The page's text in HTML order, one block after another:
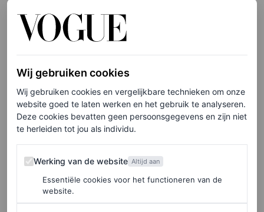
©LAUNCHMETRICS/SPOTLIGHT
Yves Saint Laurent lente/zomer 2026
Wij gebruiken cookies
Wij gebruiken cookies en vergelijkbare technieken om onze
website goed te laten werken en het gebruik te analyseren.
Deze cookies bevatten geen persoonsgegevens en zijn niet
te herleiden tot jou als individu.
Werking van de website
Werking van de website Altijd aan
Essentiële cookies voor het functioneren van de
website.